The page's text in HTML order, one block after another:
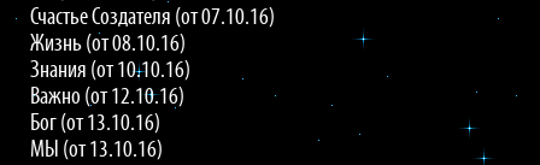
Счастье Создателя (от 07.10.16)
Жизнь (от 08.10.16)
Знания (от 10.10.16)
Важно (от 12.10.16)
Бог (от 13.10.16)
МЫ (от 13.10.16)